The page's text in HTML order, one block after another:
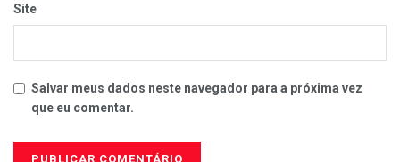
Site
Salvar meus dados neste navegador para a próxima vez
que eu comentar.